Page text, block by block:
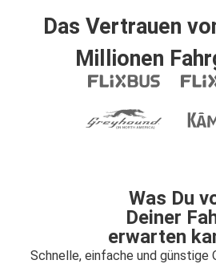
Das Vertrauen
Millionen
Was Du
Deiner
erwarten
Schnelle, einfache und günstige